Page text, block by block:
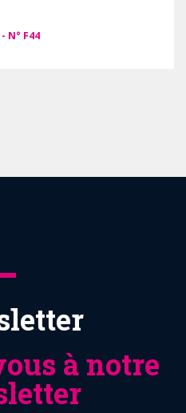
F44
à notre